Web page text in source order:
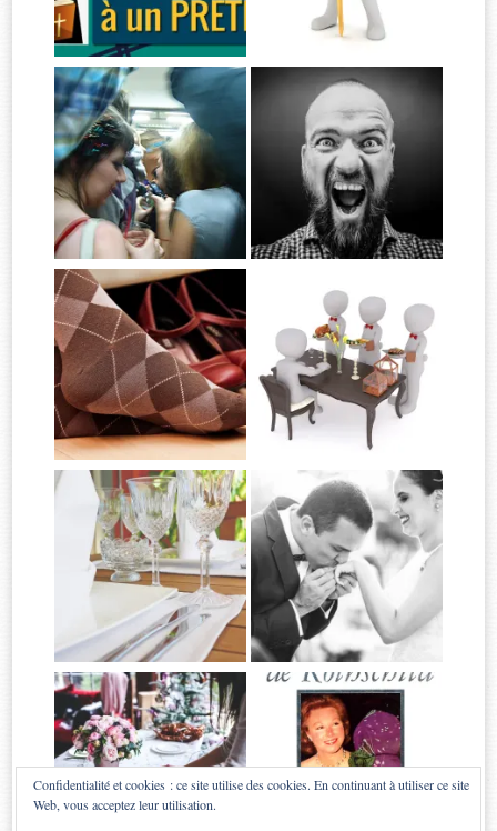
Confidentialité et cookies : ce site utilise des cookies. En continuant à utiliser ce site
Web, vous acceptez leur utilisation.